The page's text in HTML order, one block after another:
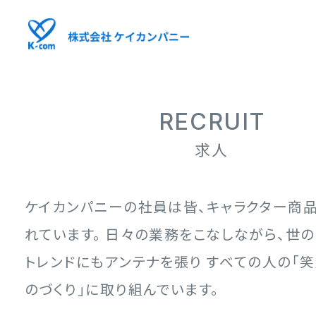
RECRUIT
求人
ケイカンパニーの社員は皆、キャラクター商
れています。 日々の業務をこなしながら、世
トレンドにもアンテナを張り すべての人の「
のづくり」に取り組んでいます。